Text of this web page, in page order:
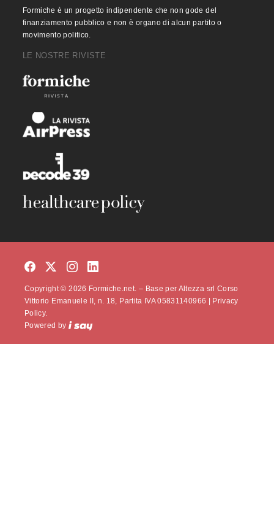
Formiche è un progetto indipendente che non gode del
finanziamento pubblico e non è organo di alcun partito o
movimento politico.
LE NOSTRE RIVISTE
Copyright © 2026 Formiche.net. – Base per Altezza srl Corso
Vittorio Emanuele II, n. 18, Partita IVA 05831140966 | Privacy
Policy.
Powered by